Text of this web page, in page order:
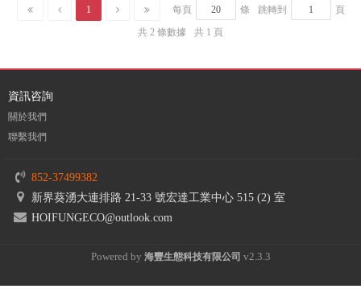
1 每頁 條 跳轉到
頁
共 2 條數據
共 1 頁
資訊咨詢
關於我們
聯繫我們
852-37499382
新界葵湧大連排路 21-33 號宏達工業中心 515 (2) 室
HOIFUNGECO@outlook.com
Powered by 海豐生態科技有限公司 v2.3.3